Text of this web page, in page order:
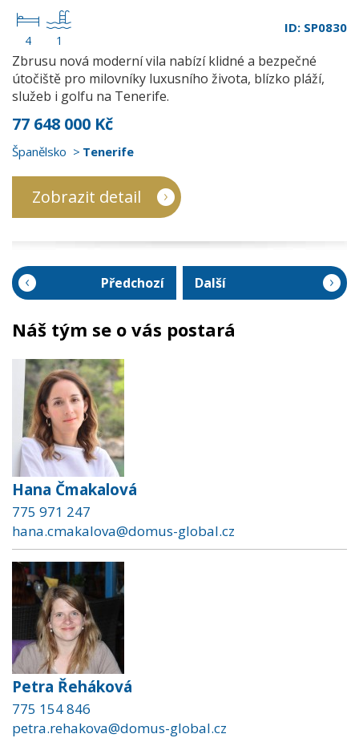
4 1
ID: SP0830
Zbrusu nová moderní vila nabízí klidné a bezpečné
útočiště pro milovníky luxusního života, blízko pláží,
služeb i golfu na Tenerife.
77 648 000 Kč
Španělsko Tenerife
Zobrazit detail
Předchozí Další
Náš tým se o vás postará
Hana Čmakalová
775 971 247
hana.cmakalova@domus-global.cz
Petra Řeháková
775 154 846
petra.rehakova@domus-global.cz